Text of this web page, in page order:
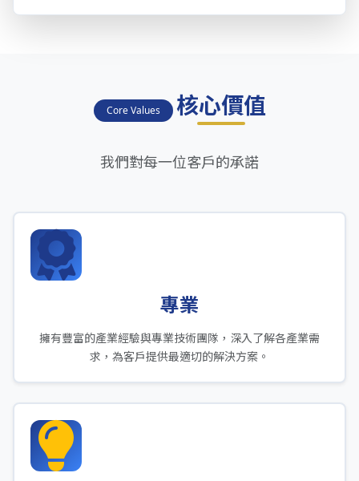
Core Values 核心價值
我們對每一位客戶的承諾
專業
擁有豐富的產業經驗與專業技術團隊，深入了解各產業需
求，為客戶提供最適切的解決方案。